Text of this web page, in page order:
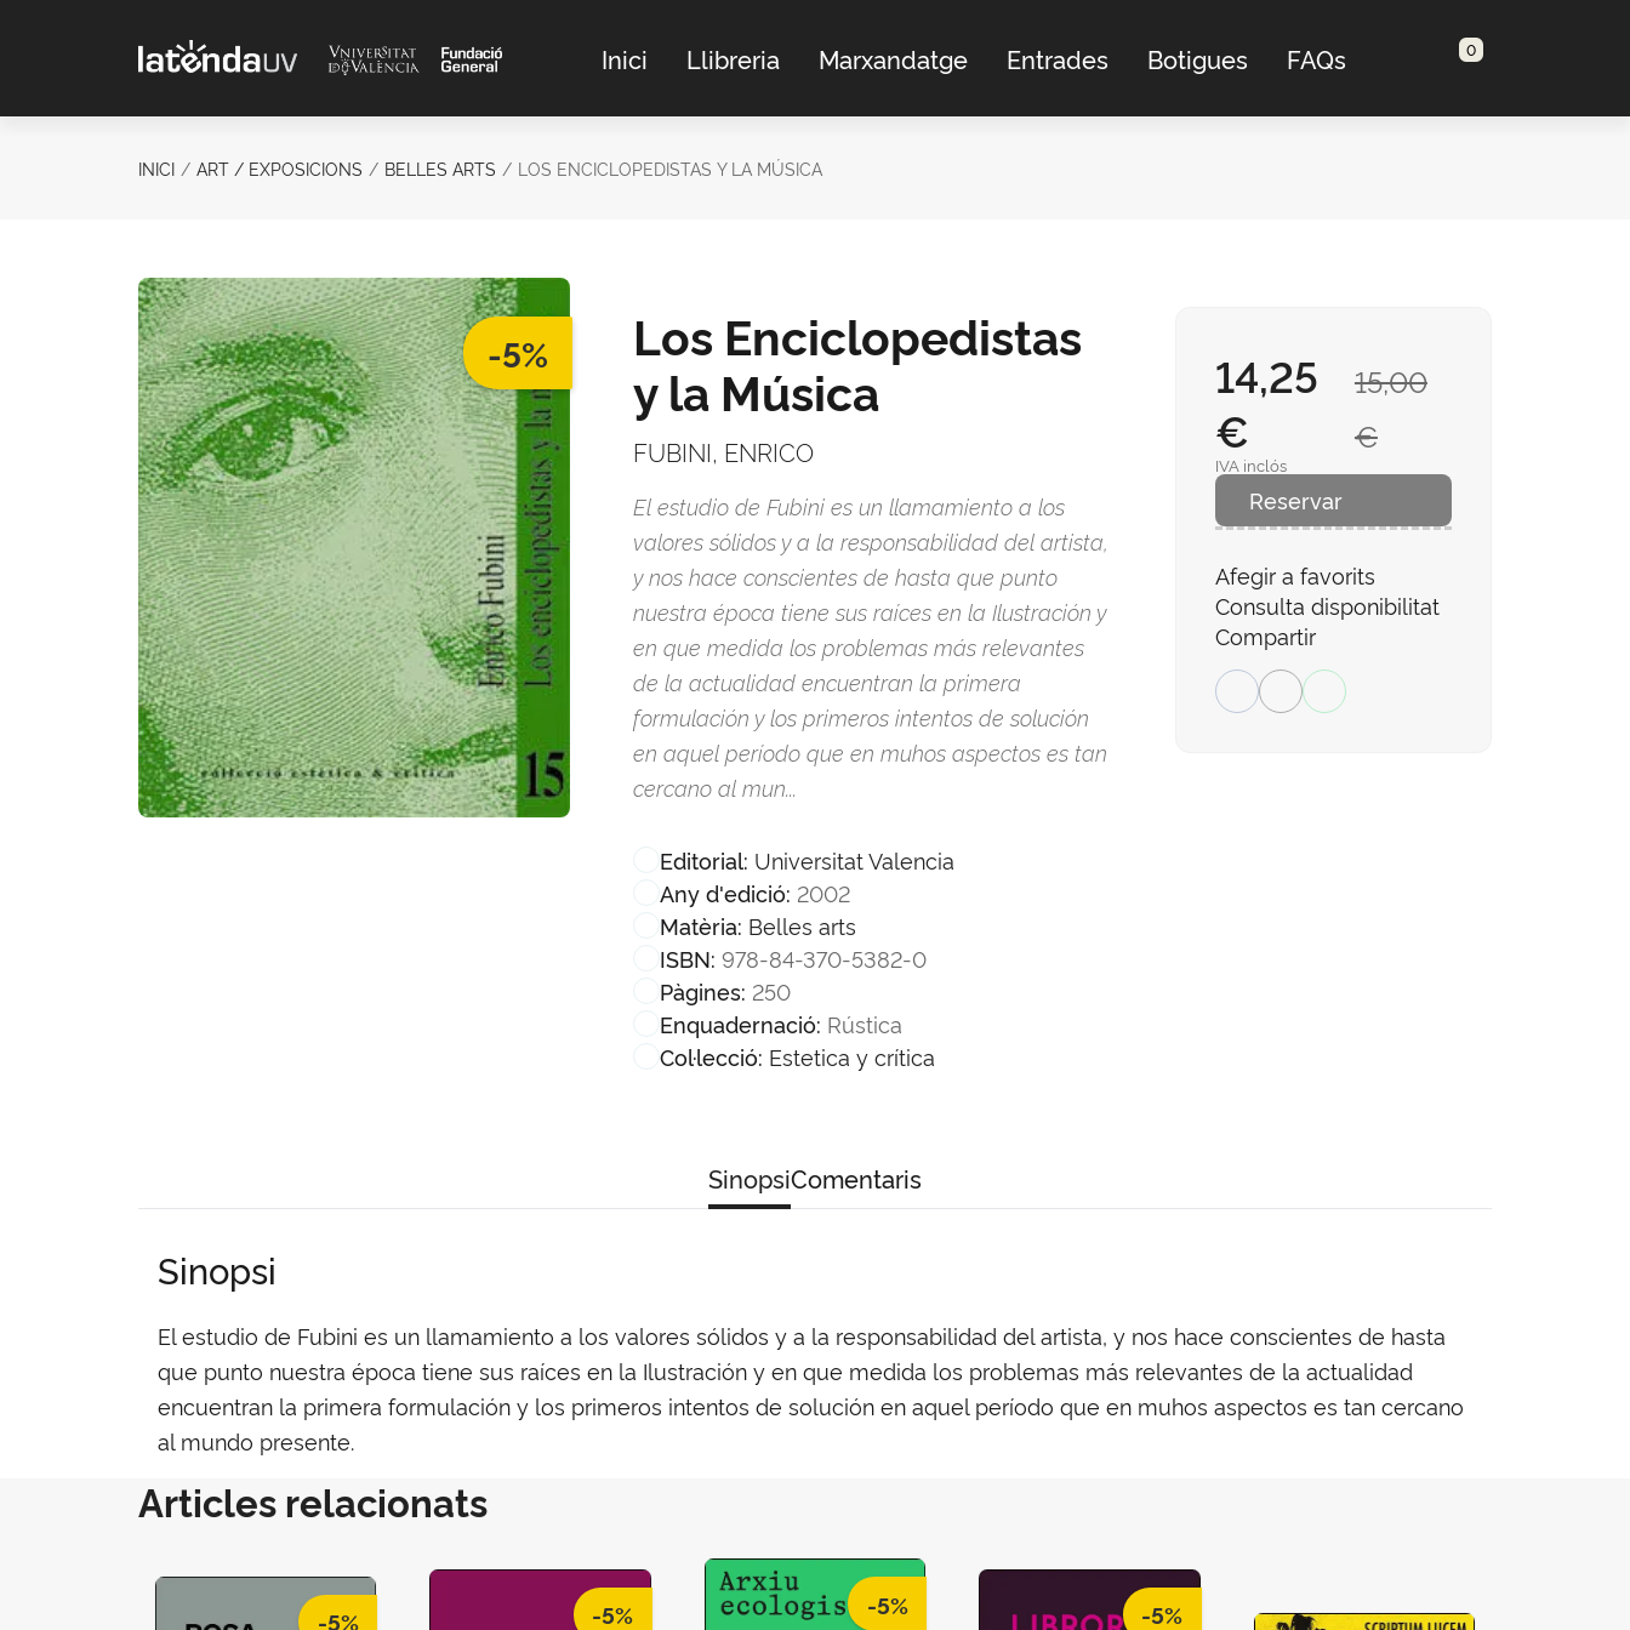
Inici Llibreria Marxandatge Entrades Botigues FAQs 0
INICI ART / EXPOSICIONS BELLES ARTS LOS ENCICLOPEDISTAS Y LA MÚSICA
-5%
Los Enciclopedistas
y la Música
FUBINI, ENRICO
El estudio de Fubini es un llamamiento a los
valores sólidos y a la responsabilidad del artista,
y nos hace conscientes de hasta que punto
nuestra época tiene sus raíces en la Ilustración y
en que medida los problemas más relevantes
de la actualidad encuentran la primera
formulación y los primeros intentos de solución
en aquel período que en muhos aspectos es tan
cercano al mun...
Editorial: Universitat Valencia
Any d'edició: 2002
Matèria: Belles arts
ISBN: 978-84-370-5382-0
Pàgines: 250
Enquadernació: Rústica
Col·lecció: Estetica y crítica
15,00
€
14,25
€
IVA inclós
Reservar
Afegir a favorits
Consulta disponibilitat
Compartir
SinopsiComentaris
Sinopsi
El estudio de Fubini es un llamamiento a los valores sólidos y a la responsabilidad del artista, y nos hace conscientes de hasta
que punto nuestra época tiene sus raíces en la Ilustración y en que medida los problemas más relevantes de la actualidad
encuentran la primera formulación y los primeros intentos de solución en aquel período que en muhos aspectos es tan cercano
al mundo presente.
Articles relacionats
-5% -5% -5% -5%